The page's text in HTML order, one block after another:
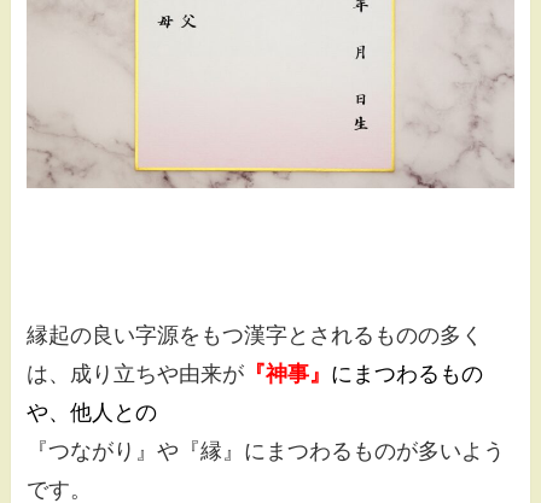
縁起の良い字源をもつ漢字とされるものの多く
は、成り立ちや由来が 『神事』 にまつわるもの
や、他人との
『つながり』や『縁』にまつわるものが多いよう
です。